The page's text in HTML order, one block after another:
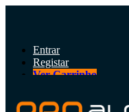
Entrar
Registar
Ver Carrinho
Alternar